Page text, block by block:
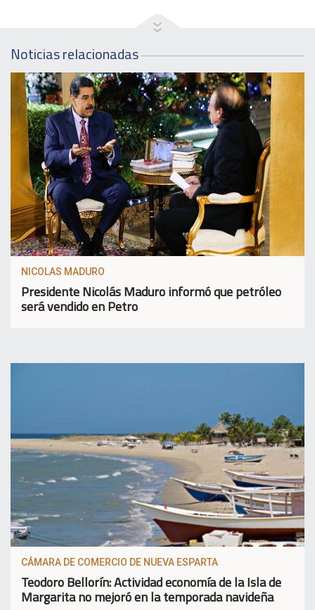
Noticias relacionadas
NICOLAS MADURO
Presidente Nicolás Maduro informó que petróleo
será vendido en Petro
CÁMARA DE COMERCIO DE NUEVA ESPARTA
Teodoro Bellorín: Actividad economía de la Isla de
Margarita no mejoró en la temporada navideña